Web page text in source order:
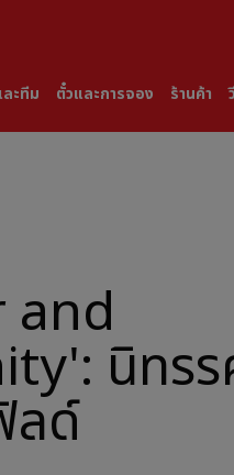
ะทีม ตั๋วและการจอง ร้านค้า
and
นิทรร
ลด์